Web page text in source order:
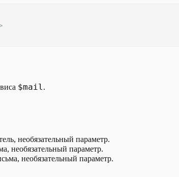
$mail.
необязательный параметр.
необязательный параметр.
необязательный параметр.